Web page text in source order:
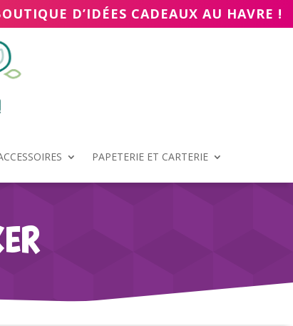
D’IDÉES CADEAUX AU HAVRE !
PAPETERIE ET CARTERIE